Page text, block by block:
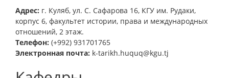
Адрес: г. Куляб, ул. С. Сафарова 16, КГУ им. Рудаки,
корпус 6, факультет истории, права и международных
отношений, 2 этаж.
Телефон: (+992) 931701765
Электронная почта: k-tarikh.huquq@kgu.tj